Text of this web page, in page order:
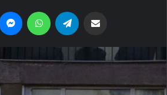
MessengerWhatsApp